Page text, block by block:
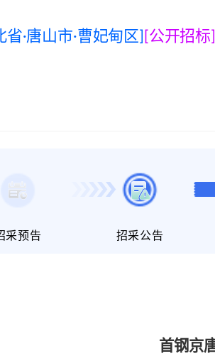
省·唐山市·曹妃甸区] [公开招标]
采预告 招采公告
首钢京